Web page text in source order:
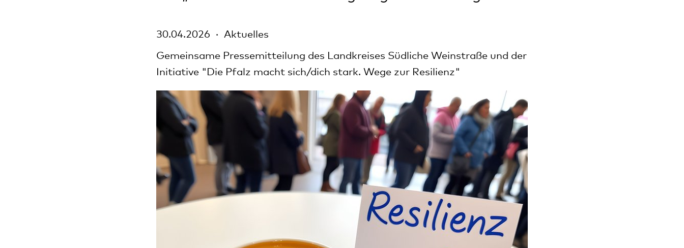
30.04.2026 Aktuelles
Gemeinsame Pressemitteilung des Landkreises Südliche Weinstraße und der
Initiative "Die Pfalz macht sich/dich stark. Wege zur Resilienz"